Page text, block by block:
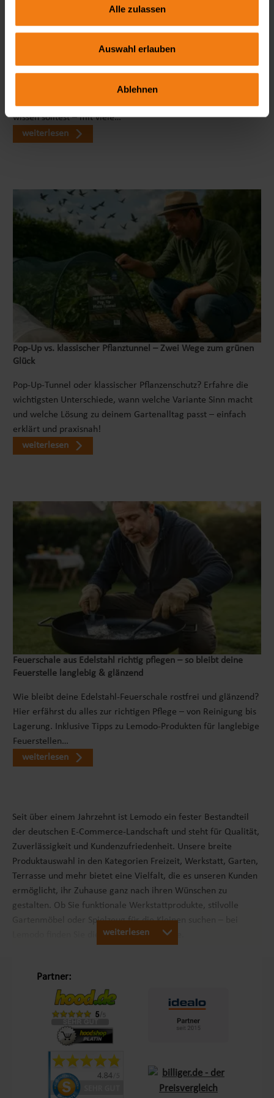
Alle zulassen
Auswahl erlauben
Ablehnen
Seitenmarkise richtig wählen: FAQ zu Sicht- & Windschutz
Wie blickdicht ist eine Seitenmarkise wirklich? Welche Höhe
ist ideal? Und braucht man dafür eine Genehmigung? In
unserem großen FAQ erfährst du alles, was du vor dem Kauf
wissen solltest – mit viele…
weiterlesen
Pop‑Up vs. klassischer Pflanztunnel – Zwei Wege zum grünen
Glück
Pop-Up-Tunnel oder klassischer Pflanzenschutz? Erfahre die
wichtigsten Unterschiede, wann welche Variante Sinn macht
und welche Lösung zu deinem Gartenalltag passt – einfach
erklärt und praxisnah!
weiterlesen
Feuerschale aus Edelstahl richtig pflegen – so bleibt deine
Feuerstelle langlebig & glänzend
Wie bleibt deine Edelstahl-Feuerschale rostfrei und glänzend?
Hier erfährst du alles zur richtigen Pflege – von Reinigung bis
Lagerung. Inklusive Tipps zu Lemodo-Produkten für langlebige
Feuerstellen…
weiterlesen
Seit über einem Jahrzehnt ist Lemodo ein fester Bestandteil
der deutschen E-Commerce-Landschaft und steht für Qualität,
Zuverlässigkeit und Kundenzufriedenheit. Unsere breite
Produktauswahl in den Kategorien Freizeit, Werkstatt, Garten,
Terrasse und mehr bietet eine Vielfalt, die es unseren Kunden
ermöglicht, ihr Zuhause ganz nach ihren Wünschen zu
gestalten. Ob Sie funktionale Werkstattprodukte, stilvolle
Gartenmöbel oder Spielzeug für die Kleinen suchen – bei
Lemodo finden Sie die passenden Produkte.
Mit dem Leitsatz „Schöner Leben in Haus und Garten“ ist es
unser Ziel, das Einkaufserlebnis unserer Kunden in Europa so
angenehm wie möglich zu gestalten. Durch unsere
EigenmarkenLemodo
genau auf die Bedürfnisse unserer Kunden abgestimmt sind.
Diese Marken stehen für Qualität und Funktionalität und
lassen keine Wünsche offen – sei es im Bereich Terrasse,
weiterlesen
Partner: